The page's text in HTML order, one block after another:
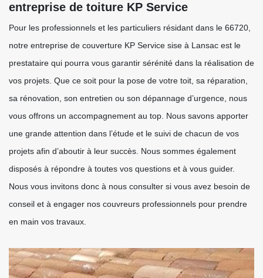
entreprise de toiture KP Service
Pour les professionnels et les particuliers résidant dans le 66720,
notre entreprise de couverture KP Service sise à Lansac est le
prestataire qui pourra vous garantir sérénité dans la réalisation de
vos projets. Que ce soit pour la pose de votre toit, sa réparation,
sa rénovation, son entretien ou son dépannage d’urgence, nous
vous offrons un accompagnement au top. Nous savons apporter
une grande attention dans l’étude et le suivi de chacun de vos
projets afin d’aboutir à leur succès. Nous sommes également
disposés à répondre à toutes vos questions et à vous guider.
Nous vous invitons donc à nous consulter si vous avez besoin de
conseil et à engager nos couvreurs professionnels pour prendre
en main vos travaux.